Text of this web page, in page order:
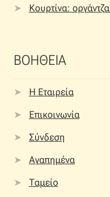
Κουρτίνα:
ΒΟΗΘΕΙΑ
Η Εταιρεία
Επικοινωνία
Σύνδεση
Αγαπημένα
Ταμείο